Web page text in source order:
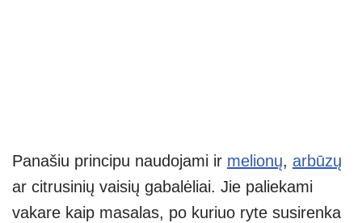
Panašiu principu naudojami ir melionų, arbūzų
ar citrusinių vaisių gabalėliai. Jie paliekami
vakare kaip masalas, po kuriuo ryte susirenka